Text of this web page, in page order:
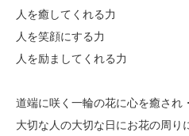
人を癒してくれる力
人を笑顔にする力
人を励ましてくれる力
道端に咲く一輪の花に心を癒され
大切な人の大切な日にお花の周り